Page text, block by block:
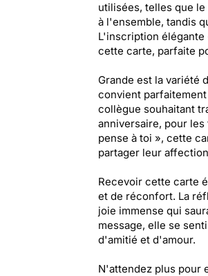
utilisées, telles que
à l'ensemble, tandis
L'inscription
cette carte, parfaite
Grande est la variété
convient
collègue souhaitant
anniversaire, pour
pense à toi », cette
partager leur
Recevoir cette carte
et de réconfort. La
joie immense qui
message, elle se
d'amitié et d'amour.
N'attendez plus pour